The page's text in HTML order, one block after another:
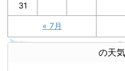
31
« 7月
の天気